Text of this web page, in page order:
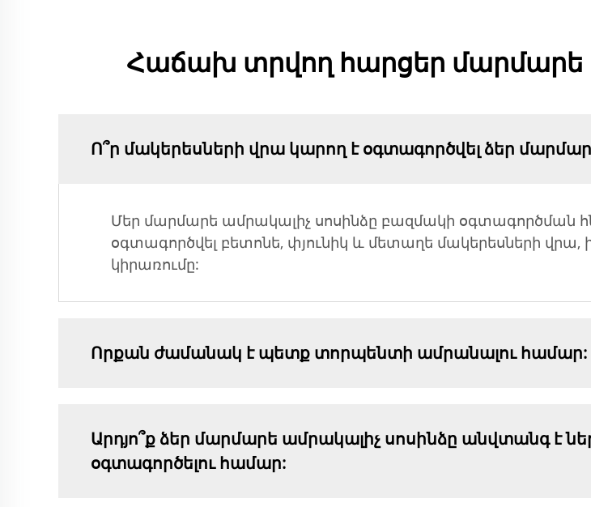
Հաճախ տրվող հարցեր մարմարե
Ո՞ր մակերեսների վրա կարող է օգտագործվել ձեր
Մեր մարմարե ամրակալիչ սոսինձը բազմակի օգտագործման
օգտագործվել բետոնե, փյունիկ և մետաղե մակերեսների
կիրառումը:
Որքան ժամանակ է պետք տորպենտի ամրանալու համար:
Արդյո՞ք ձեր մարմարե ամրակալիչ սոսինձը անվտանգ է
օգտագործելու համար: